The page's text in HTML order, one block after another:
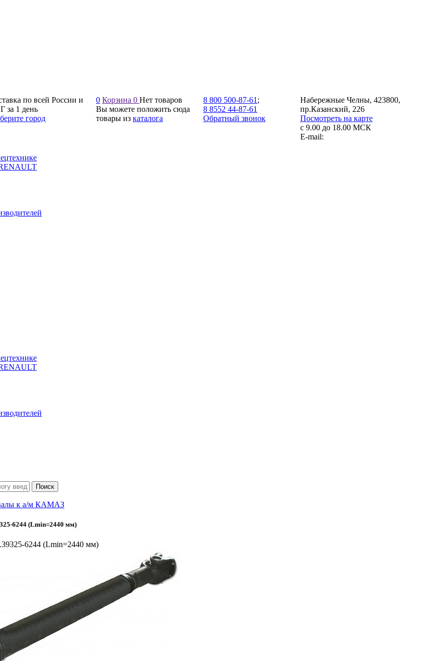
по всей России и
за 1 день
город
0 Корзина 0 Нет товаров
Вы можете положить сюда
товары из каталога
8 800 500-87-61 ;
8 8552 44-87-61
Обратный звонок
Набережные Челны, 423800,
пр.Казанский, 226
Посмотреть на карте
с 9.00 до 18.00 МСК
E-mail:
к а/м КАМАЗ
6244 (Lmin=2440 мм)
6244 (Lmin=2440 мм)